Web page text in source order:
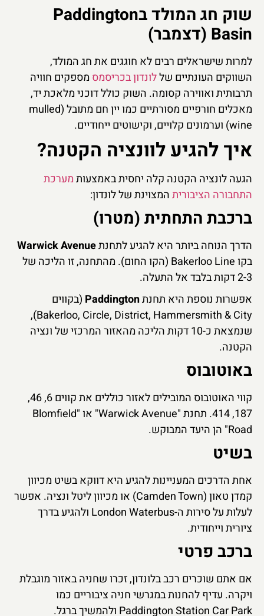
שוק חג המולד בPaddington
Basin (דצמבר)
למרות שישראלים רבים לא חוגגים את חג המולד,
השווקים העונתיים שללונדון בכריסמס מספקים חוויה
תרבותית ואווירה קסומה. השוק כולל דוכני מלאכת יד,
מאכלים חורפיים מסורתיים כמו יין חם מתובל (mulled
wine) וערמונים קלויים, וקישוטים ייחודיים.
איך להגיע לוונציה הקטנה?
הגעה לונציה הקטנה קלה יחסית באמצעותמערכת
התחבורה הציבוריתהמצוינת של לונדון:
ברכבת התחתית (מטרו)
הדרך הנוחה ביותר היא להגיע לתחנתWarwick Avenue
בקו Bakerloo Line (הקו החום). מהתחנה, זו הליכה של
2-3 דקות בלבד אל התעלה.
אפשרות נוספת היא תחנתPaddington (בקווים
Bakerloo, Circle, District, Hammersmith & City),
שנמצאת כ-10 דקות הליכה מהאזור המרכזי של ונציה
הקטנה.
באוטובוס
קווי האוטובוס המובילים לאזור כוללים את קווים 6, 46,
187, 414. תחנת "Warwick Avenue" או "Blomfield
Road" הן היעד המבוקש.
בשיט
אחת הדרכים המעניינות להגיע היא דווקא בשיט מכיוון
קמדן טאון (Camden Town) או מכיוון ליטל ונציה. אפשר
לעלות על סירות ה-London Waterbus ולהגיע בדרך
ציורית וייחודית.
ברכב פרטי
אם אתם שוכרים רכב בלונדון, זכרו שחניה באזור מוגבלת
ויקרה. עדיף להחנות במגרשי חניה ציבוריים כמו
Paddington Station Car Park ולהמשיך ברגל.